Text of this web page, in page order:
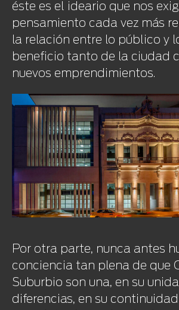
éste es el ideario que nos
pensamiento cada vez más
la relación entre lo público y
beneficio tanto de la ciudad
nuevos emprendimientos.
Por otra parte, nunca antes
conciencia tan plena de que
Suburbio son una, en su
diferencias, en su